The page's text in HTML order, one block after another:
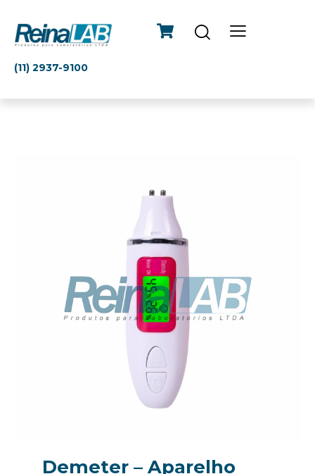
(11) 2937-9100
Demeter – Aparelho